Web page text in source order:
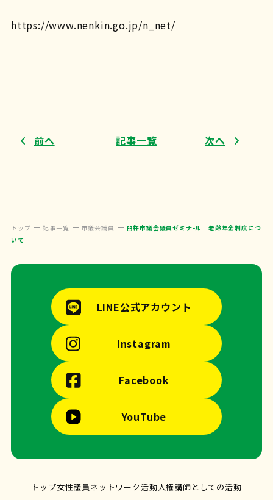
https://www.nenkin.go.jp/n_net/
前へ 記事一覧 次へ
トップ 記事一覧 市議会議員
臼杵市議会議員ゼミナ-ル 老齢年金制度につ
いて
LINE公式アカウント
Instagram
Facebook
YouTube
トップ女性議員ネットワーク活動人権講師としての活動